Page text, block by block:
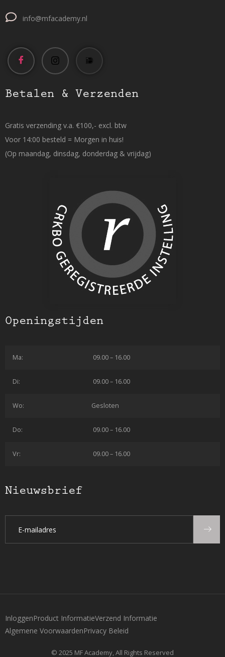
info@mfacademy.nl
Betalen & Verzenden
Gratis verzending v.a. €100,- excl. btw
Voor 14:00 besteld = Morgen in huis!
(Op maandag, dinsdag, donderdag & vrijdag)
Openingstijden
Ma: 09.00 – 16.00
Di: 09.00 – 16.00
Wo: Gesloten
Do: 09.00 – 16.00
Vr: 09.00 – 16.00
Nieuwsbrief
InloggenProduct InformatieVerzend Informatie
Algemene VoorwaardenPrivacy Beleid
© 2025 MF Academy, All Rights Reserved